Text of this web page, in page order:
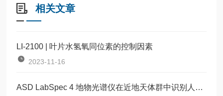
相关文章
LI-2100 | 叶片水氢氧同位素的控制因素
2023-11-16
ASD LabSpec 4 地物光谱仪在近地天体群中识别人造天体的应用